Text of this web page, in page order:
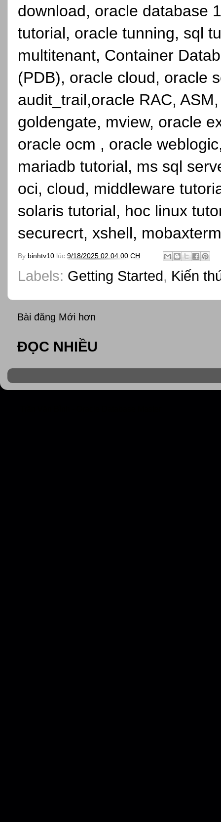
download, oracle database
tutorial, oracle tunning, sql
multitenant, Container
(PDB), oracle cloud, oracle
audit_trail,oracle RAC,
goldengate, mview, oracle
oracle ocm , oracle
mariadb tutorial, ms sql
oci, cloud, middleware
solaris tutorial, hoc linux
securecrt, xshell,
By binhtv10 lúc 9/18/2025 02:04:00 CH
Labels: Getting Started, Kiến
Bài đăng Mới hơn
ĐỌC NHIỀU